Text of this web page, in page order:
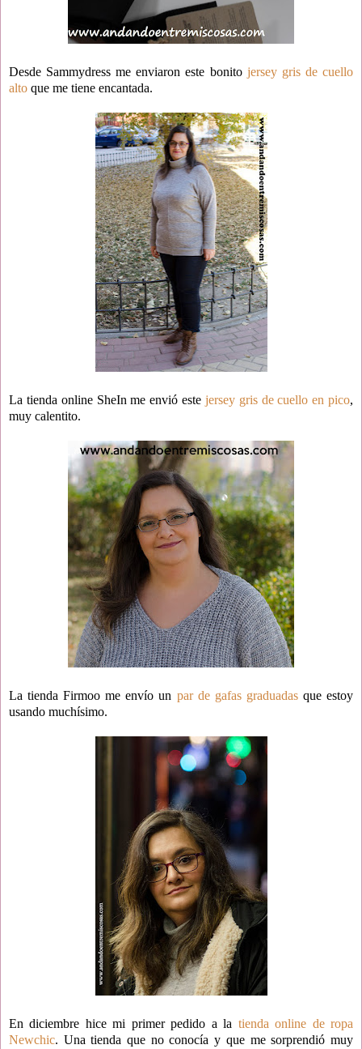
Desde Sammydress me enviaron este bonito jersey gris de cuello
alto que me tiene encantada.
La tienda online SheIn me envió este jersey gris de cuello en pico,
muy calentito.
La tienda Firmoo me envío un par de gafas graduadasque estoy
usando muchísimo.
En diciembre hice mi primer pedido a la tienda online de ropa
Newchic. Una tienda que no conocía y que me sorprendió muy